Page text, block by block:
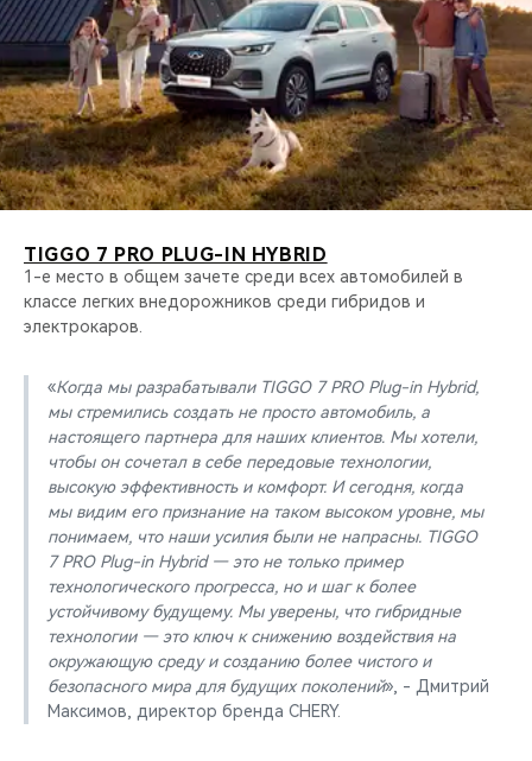
TIGGO 7 PRO PLUG-IN HYBRID
1-е место в общем зачете среди всех автомобилей в
классе легких внедорожников среди гибридов и
электрокаров.
«Когда мы разрабатывали TIGGO 7 PRO Plug-in Hybrid,
мы стремились создать не просто автомобиль, а
настоящего партнера для наших клиентов. Мы хотели,
чтобы он сочетал в себе передовые технологии,
высокую эффективность и комфорт. И сегодня, когда
мы видим его признание на таком высоком уровне, мы
понимаем, что наши усилия были не напрасны. TIGGO
7 PRO Plug-in Hybrid — это не только пример
технологического прогресса, но и шаг к более
устойчивому будущему. Мы уверены, что гибридные
технологии — это ключ к снижению воздействия на
окружающую среду и созданию более чистого и
безопасного мира для будущих поколений», - Дмитрий
Максимов, директор бренда CHERY.